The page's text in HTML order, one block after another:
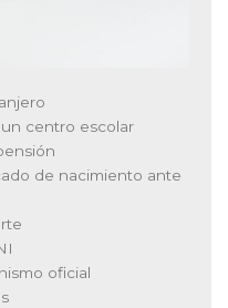
centro escolar
de nacimiento ante
oficial